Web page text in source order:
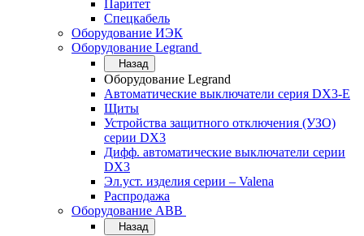
Паритет
Спецкабель
Оборудование ИЭК
Оборудование Legrand
Назад
Оборудование Legrand
Автоматические выключатели серия DX3-E
Щиты
Устройства защитного отключения (УЗО)
серии DX3
Дифф. автоматические выключатели серии
DX3
Эл.уст. изделия серии – Valena
Распродажа
Оборудование АВВ
Назад